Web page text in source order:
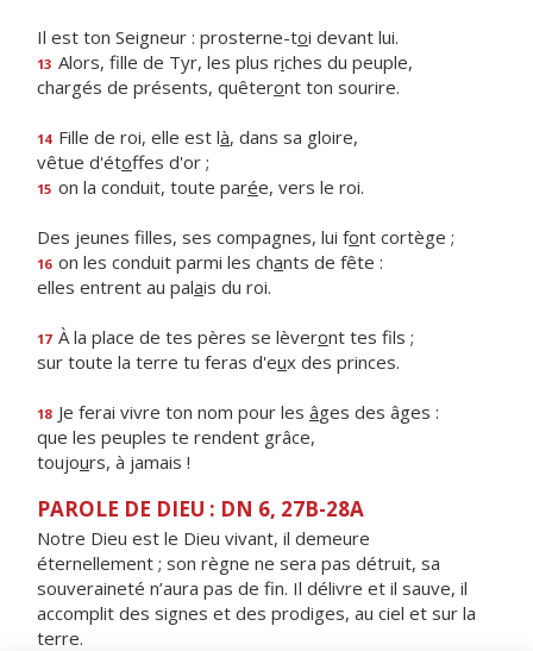
Il est ton Seigneur : prosterne-toi devant lui.
13 Alors, fille de Tyr, les plus riches du peuple,
chargés de présents, quêteront ton sourire.
14 Fille de roi, elle est là, dans sa gloire,
vêtue d'étoffes d'or ;
15 on la conduit, toute parée, vers le roi.
Des jeunes filles, ses compagnes, lui font cortège ;
16 on les conduit parmi les chants de fête :
elles entrent au palais du roi.
17 À la place de tes pères se lèveront tes fils ;
sur toute la terre tu feras d'eux des princes.
18 Je ferai vivre ton nom pour les âges des âges :
que les peuples te rendent grâce,
toujours, à jamais !
PAROLE DE DIEU : DN 6, 27B-28A
Notre Dieu est le Dieu vivant, il demeure
éternellement ; son règne ne sera pas détruit, sa
souveraineté n’aura pas de fin. Il délivre et il sauve, il
accomplit des signes et des prodiges, au ciel et sur la
terre.